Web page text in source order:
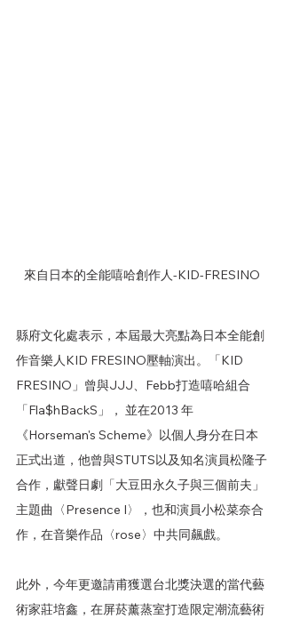
來自日本的全能嘻哈創作人-KID-FRESINO
縣府文化處表示，本屆最大亮點為日本全能創
作音樂人KID FRESINO壓軸演出。「KID
FRESINO」曾與JJJ、Febb打造嘻哈組合
「Fla$hBackS」， 並在2013 年
《Horseman's Scheme》以個人身分在日本
正式出道，他曾與STUTS以及知名演員松隆子
合作，獻聲日劇「大豆田永久子與三個前夫」
主題曲〈Presence I〉，也和演員小松菜奈合
作，在音樂作品〈rose〉中共同飆戲。
此外，今年更邀請甫獲選台北獎決選的當代藝
術家莊培鑫，在屏菸薰蒸室打造限定潮流藝術